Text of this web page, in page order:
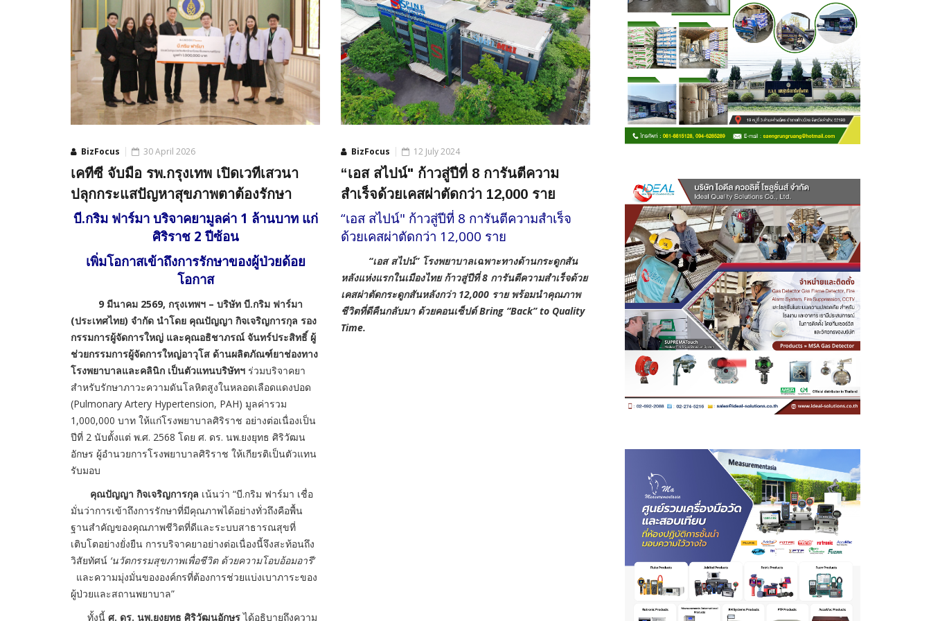
BizFocus 30 April 2026
เคทีซี จับมือ รพ.กรุงเทพ เปิดเวทีเสวนา
ปลุกกระแสปัญหาสุขภาพตาต้องรักษา
บี.กริม ฟาร์มา บริจาคยามูลค่า 1 ล้านบาท แก่
ศิริราช 2 ปีซ้อน
เพิ่มโอกาสเข้าถึงการรักษาของผู้ป่วยด้อย
โอกาส
9 มีนาคม 2569, กรุงเทพฯ – บริษัท บี.กริม ฟาร์มา
(ประเทศไทย) จำกัด นำโดย คุณปัญญา กิจเจริญการกุล รอง
กรรมการผู้จัดการใหญ่ และคุณอธิชาภรณ์ จันทร์ประสิทธิ์ ผู้
ช่วยกรรมการผู้จัดการใหญ่อาวุโส ด้านผลิตภัณฑ์ยาช่องทาง
โรงพยาบาลและคลินิก เป็นตัวแทนบริษัทฯ ร่วมบริจาคยา
สำหรับรักษาภาวะความดันโลหิตสูงในหลอดเลือดแดงปอด
(Pulmonary Artery Hypertension, PAH) มูลค่ารวม
1,000,000 บาท ให้แก่โรงพยาบาลศิริราช อย่างต่อเนื่องเป็น
ปีที่ 2 นับตั้งแต่ พ.ศ. 2568 โดย ศ. ดร. นพ.ยงยุทธ ศิริวัฒน
อักษร ผู้อำนวยการโรงพยาบาลศิริราช ให้เกียรติเป็นตัวแทน
รับมอบ
คุณปัญญา กิจเจริญการกุล เน้นว่า “บี.กริม ฟาร์มา เชื่อ
มั่นว่าการเข้าถึงการรักษาที่มีคุณภาพได้อย่างทั่วถึงคือพื้น
ฐานสำคัญของคุณภาพชีวิตที่ดีและระบบสาธารณสุขที่
เติบโตอย่างยั่งยืน การบริจาคยาอย่างต่อเนื่องนี้จึงสะท้อนถึง
วิสัยทัศน์ ‘นวัตกรรมสุขภาพเพื่อชีวิต ด้วยความโอบอ้อมอารี’
และความมุ่งมั่นขององค์กรที่ต้องการช่วยแบ่งเบาภาระของ
ผู้ป่วยและสถานพยาบาล”
ทั้งนี้ ศ. ดร. นพ.ยงยุทธ ศิริวัฒนอักษรได้อธิบายถึงความ
BizFocus 12 July 2024
“เอส สไปน์" ก้าวสู่ปีที่ 8 การันตีความ
สำเร็จด้วยเคสผ่าตัดกว่า 12,000 ราย
“เอส สไปน์" ก้าวสู่ปีที่ 8 การันตีความสำเร็จ
ด้วยเคสผ่าตัดกว่า 12,000 ราย
“เอส สไปน์” โรงพยาบาลเฉพาะทางด้านกระดูกสัน
หลังแห่งแรกในเมืองไทย ก้าวสู่ปีที่ 8 การันตีความสำเร็จด้วย
เคสผ่าตัดกระดูกสันหลังกว่า 12,000 ราย พร้อมนำคุณภาพ
ชีวิตที่ดีคืนกลับมา ด้วยคอนเซ็ปต์ Bring “Back” to Quality
Time.